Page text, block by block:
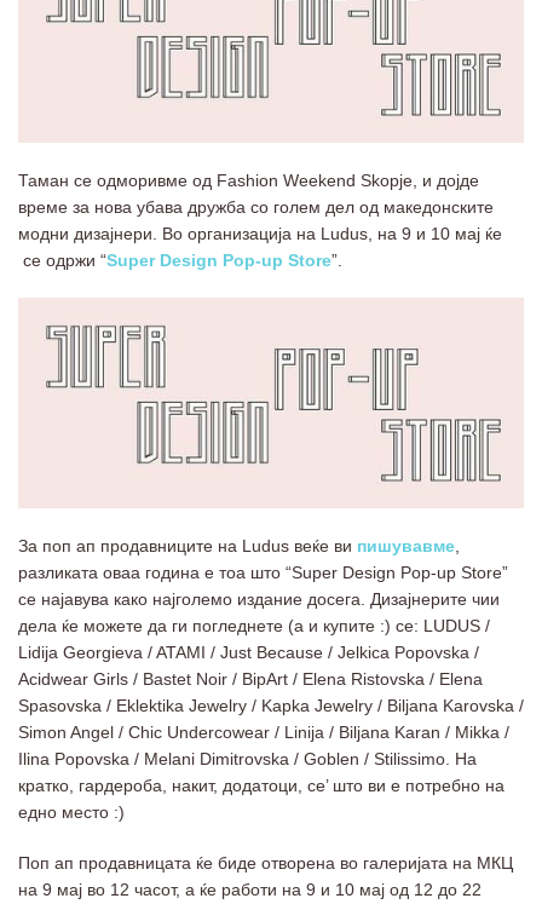
Таман се одморивме од Fashion Weekend Skopje, и дојде
време за нова убава дружба со голем дел од македонските
модни дизајнери. Во организација на Ludus, на 9 и 10 мај ќе
се одржи “Super Design Pop-up Store”.
За поп ап продавниците на Ludus веќе ви пишувавме
разликата оваа година е тоа што “Super Design Pop-up Store”
се најавува како најголемо издание досега. Дизајнерите чии
дела ќе можете да ги погледнете (а и купите :) се: LUDUS /
Lidija Georgieva / ATAMI / Just Because / Jelkica Popovska /
Acidwear Girls / Bastet Noir / BipArt / Elena Ristovska / Elena
Spasovska / Eklektika Jewelry / Kapka Jewelry / Biljana Karovska /
Simon Angel / Chic Undercowear / Linija / Biljana Karan / Mikka /
Ilina Popovska / Melani Dimitrovska / Goblen / Stilissimo. На
кратко, гардероба, накит, додатоци, се’ што ви е потребно на
едно место :)
Поп ап продавницата ќе биде отворена во галеријата на МКЦ
на 9 мај во 12 часот, а ќе работи на 9 и 10 мај од 12 до 22